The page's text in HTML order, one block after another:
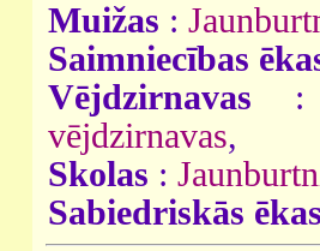
Muižas :
Saimniecības
Vējdzirnavas
vējdzirnavas,
Skolas :
Sabiedriskās